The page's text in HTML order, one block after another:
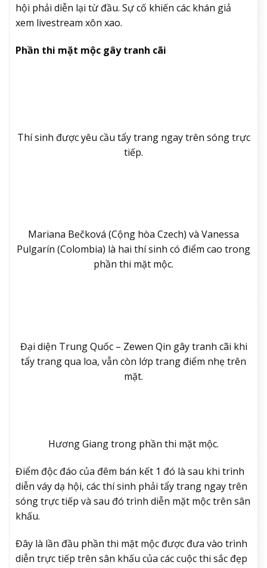
hội phải diễn lại từ đầu. Sự cố khiến các khán giả
xem livestream xôn xao.
Phần thi mặt mộc gây tranh cãi
Thí sinh được yêu cầu tẩy trang ngay trên sóng trực
tiếp.
Mariana Bečková (Cộng hòa Czech) và Vanessa
Pulgarín (Colombia) là hai thí sinh có điểm cao trong
phần thi mặt mộc.
Đại diện Trung Quốc – Zewen Qin gây tranh cãi khi
tẩy trang qua loa, vẫn còn lớp trang điểm nhẹ trên
mặt.
Hương Giang trong phần thi mặt mộc.
Điểm độc đáo của đêm bán kết 1 đó là sau khi trình
diễn váy dạ hội, các thí sinh phải tẩy trang ngay trên
sóng trực tiếp và sau đó trình diễn mặt mộc trên sân
khấu.
Đây là lần đầu phần thi mặt mộc được đưa vào trình
diễn trực tiếp trên sân khấu của các cuộc thi sắc đẹp